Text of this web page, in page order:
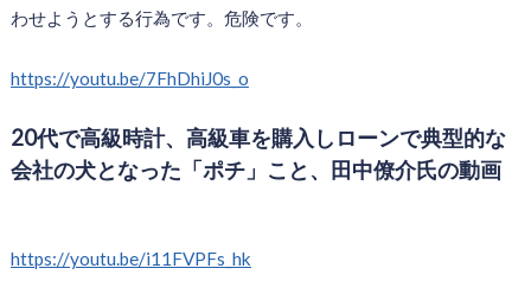
わせようとする行為です。危険です。
https://youtu.be/7FhDhiJ0s_o
20代で高級時計、高級車を購入しローンで典型的な
会社の犬となった「ポチ」こと、田中僚介氏の動画
https://youtu.be/i11FVPFs_hk